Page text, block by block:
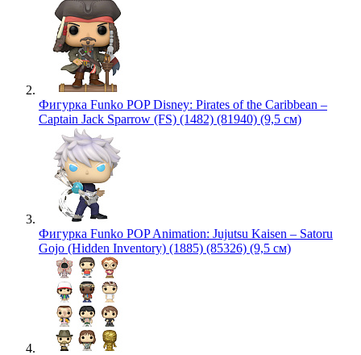
Фигурка Funko POP Disney: Pirates of the Caribbean –
Captain Jack Sparrow (FS) (1482) (81940) (9,5 см)
Фигурка Funko POP Animation: Jujutsu Kaisen – Satoru
Gojo (Hidden Inventory) (1885) (85326) (9,5 см)